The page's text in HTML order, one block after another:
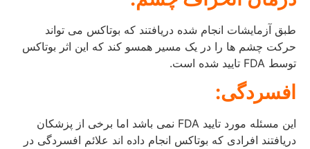
طبق آزمایشات انجام شده دریافتند که بوتاکس می تواند
حرکت چشم ها را در یک مسیر همسو کند که این اثر بوتاکس
توسط FDA تایید شده است.
افسردگی:
این مسئله مورد تایید FDA نمی باشد اما برخی از پزشکان
دریافتند افرادی که بوتاکس انجام داده اند علائم افسردگی در